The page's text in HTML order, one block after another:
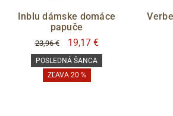
Inblu dámske domáce
papuče
23,96 € 19,17 €
POSLEDNÁ ŠANCA
ZĽAVA 20 %